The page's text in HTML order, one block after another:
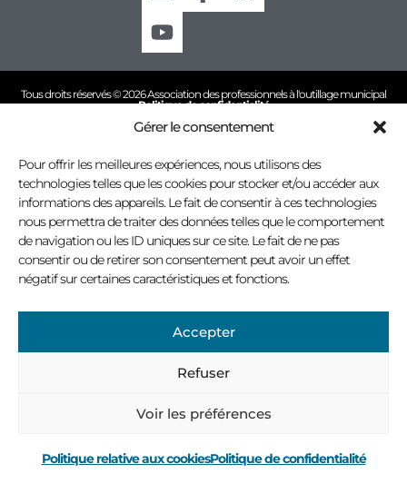
Gérer le consentement
Pour offrir les meilleures expériences, nous utilisons des
technologies telles que les cookies pour stocker et/ou accéder aux
informations des appareils. Le fait de consentir à ces technologies
nous permettra de traiter des données telles que le comportement
de navigation ou les ID uniques sur ce site. Le fait de ne pas
consentir ou de retirer son consentement peut avoir un effet
négatif sur certaines caractéristiques et fonctions.
Accepter
Refuser
Voir les préférences
Politique relative aux cookiesPolitique de confidentialité
Tous droits réservés © 2026 Association des professionnels à l'outillage municipal
Politique de confidentialité